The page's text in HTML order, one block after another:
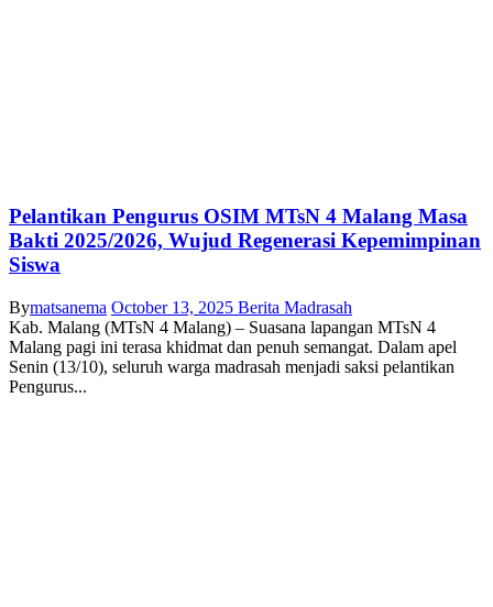
Pelantikan Pengurus OSIM MTsN 4 Malang Masa
Bakti 2025/2026, Wujud Regenerasi Kepemimpinan
Siswa
Bymatsanema October 13, 2025 Berita Madrasah
Kab. Malang (MTsN 4 Malang) – Suasana lapangan MTsN 4
Malang pagi ini terasa khidmat dan penuh semangat. Dalam apel
Senin (13/10), seluruh warga madrasah menjadi saksi pelantikan
Pengurus...